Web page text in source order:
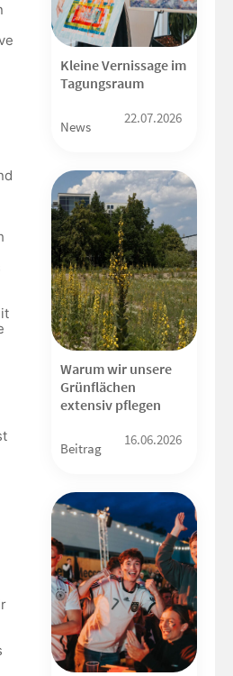
Kleine Vernissage im
Tagungsraum
News
22.07.2026
Warum wir unsere
Grünflächen
extensiv pflegen
Beitrag
16.06.2026